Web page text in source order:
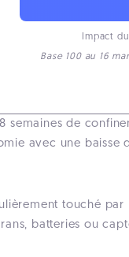
Impact
Base 100 au 16
semaines de
avec une baisse
touché
batteries ou